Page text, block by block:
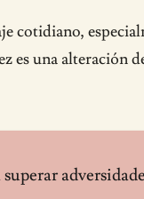
una alteración